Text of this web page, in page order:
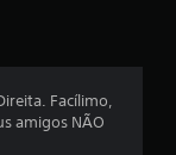
s
e
Facílimo,
amigos NÃO